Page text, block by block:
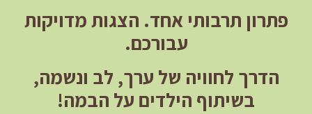
פתרון תרבותי אחד. הצגות מדויקות
עבורכם.
הדרך לחוויה של ערך, לב ונשמה,
בשיתוף הילדים על הבמה!